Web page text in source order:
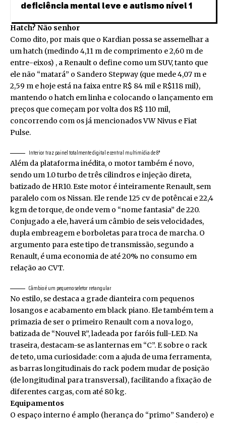
deficiência mental leve e autismo nível 1
Hatch? Não senhor
Como dito, por mais que o Kardian possa se assemelhar a
um hatch (medindo 4,11 m de comprimento e 2,60 m de
entre-eixos) , a Renault o define como um SUV, tanto que
ele não “matará” o Sandero Stepway (que mede 4,07 m e
2,59 m e hoje está na faixa entre R$ 84 mil e R$118 mil),
mantendo o hatch em linha e colocando o lançamento em
preços que começam por volta dos R$ 110 mil,
concorrendo com os já mencionados VW Nivus e Fiat
Pulse.
Interior traz painel totalmente digital e central multimídia de 8″
Além da plataforma inédita, o motor também é novo,
sendo um 1.0 turbo de três cilindros e injeção direta,
batizado de HR10. Este motor é inteiramente Renault, sem
paralelo com os Nissan. Ele rende 125 cv de potêncai e 22,4
kgm de torque, de onde vem o “nome fantasia” de 220.
Conjugado a ele, haverá um câmbio de seis velocidades,
dupla embreagem e borboletas para troca de marcha. O
argumento para este tipo de transmissão, segundo a
Renault, é uma economia de até 20% no consumo em
relação ao CVT.
Câmbio é um pequeno seletor retangular
No estilo, se destaca a grade dianteira com pequenos
losangos e acabamento em black piano. Ele também tem a
primazia de ser o primeiro Renault com a nova logo,
batizada de “Nouvel R”, ladeada por faróis full-LED. Na
traseira, destacam-se as lanternas em “C”. E sobre o rack
de teto, uma curiosidade: com a ajuda de uma ferramenta,
as barras longitudinais do rack podem mudar de posição
(de longitudinal para transversal), facilitando a fixação de
diferentes cargas, com até 80 kg.
Equipamentos
O espaço interno é amplo (herança do “primo” Sandero) e